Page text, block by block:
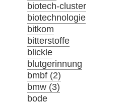
biotech-cluster
biotechnologie
bitkom
bitterstoffe
blickle
blutgerinnung
bmbf (2)
bmw (3)
bode